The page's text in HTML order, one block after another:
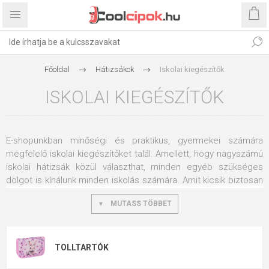
Főoldal Hátizsákok Iskolai kiegészítők
ISKOLAI KIEGÉSZÍTŐK
E-shopunkban minőségi és praktikus, gyermekei számára
megfelelő iskolai kiegészítőket talál. Amellett, hogy nagyszámú
iskolai hátizsák közül választhat, minden egyéb szükséges
dolgot is kínálunk minden iskolás számára. Amit kicsik biztosan
értékelni fognak, az a cipőtáskák sokféle színváltozatban.
Kicsik és nagyok, az állatok, a gyors autók és a sportok
hátizsákot helyettesít a gyerekeknek szabadidőben. A kicsik
tornatáskaként vagy óvodai táskaként is használhatják.
MUTASS TÖBBET
TOLLTARTÓK